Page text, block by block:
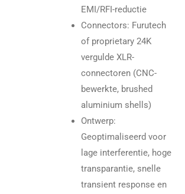
EMI/RFI-reductie
Connectors: Furutech
of proprietary 24K
vergulde XLR-
connectoren (CNC-
bewerkte, brushed
aluminium shells)
Ontwerp:
Geoptimaliseerd voor
lage interferentie, hoge
transparantie, snelle
transient response en